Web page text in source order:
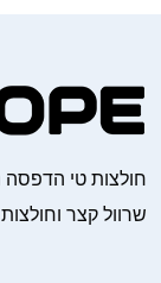
חולצות טי הדפסה
שרוול קצר